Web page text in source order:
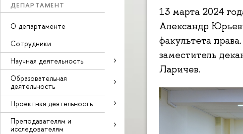
ДЕПАРТАМЕНТ
О департаменте
Сотрудники
Научная деятельность
Образовательная
деятельность
Проектная деятельность
Преподавателям и
исследователям
13 марта 2024
Александр
факультета
заместитель
Ларичев.